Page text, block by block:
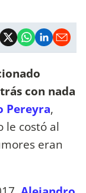
con nada
Pereyra,
le costó al
eran